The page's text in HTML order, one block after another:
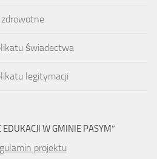
świadectwa
legitymacji
EDUKACJI W GMINIE PASYM”
projektu